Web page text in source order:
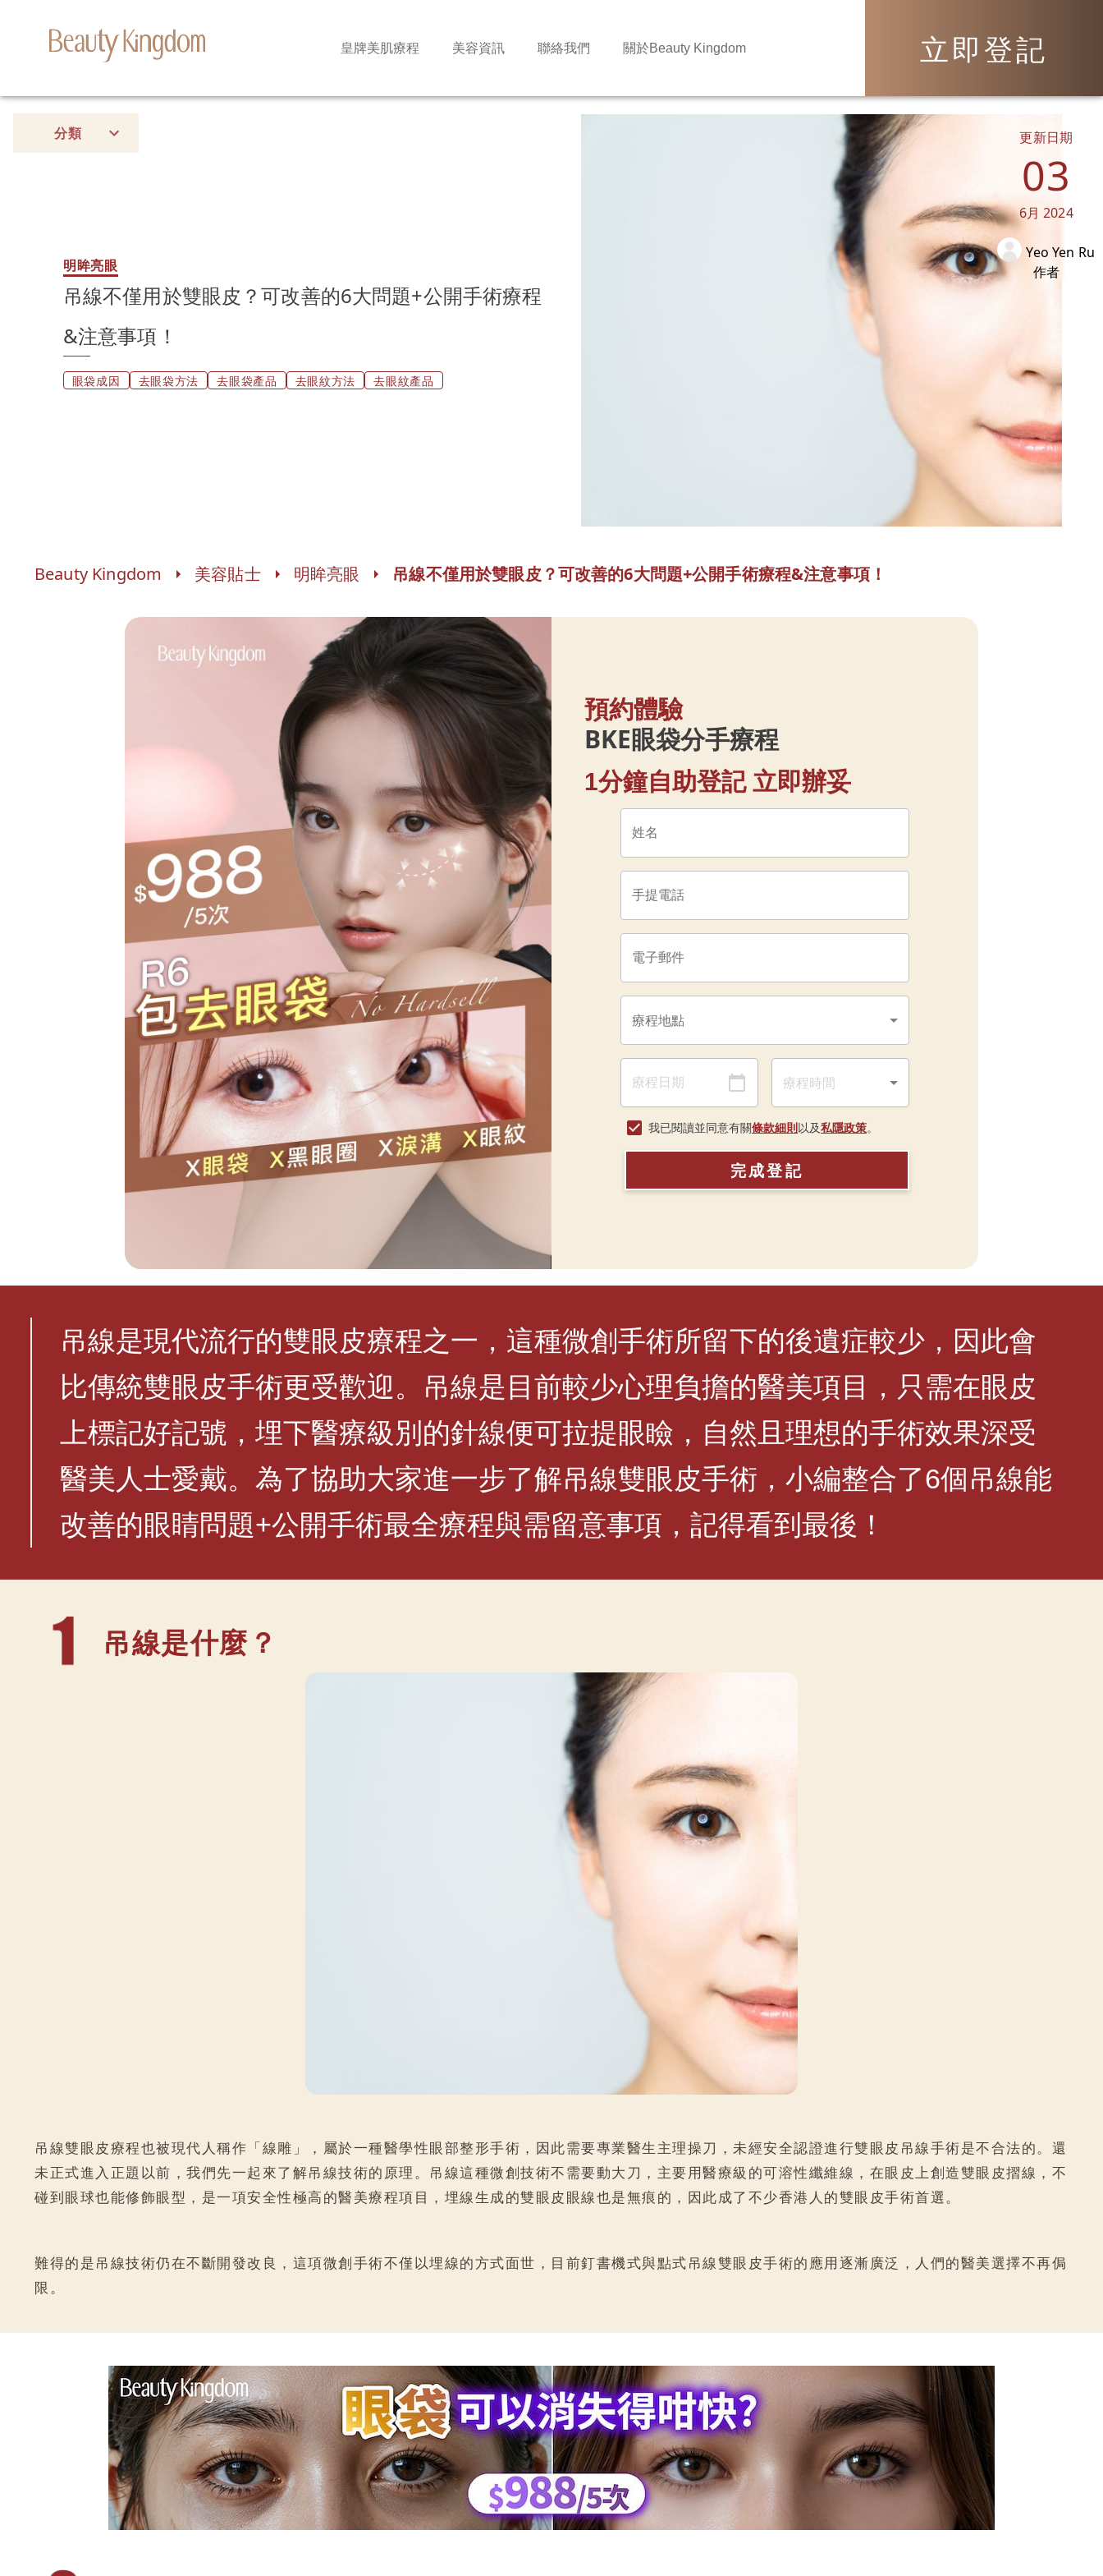
分類 更新日期
03
6月 2024
Yeo Yen Ru
作者
皇牌美肌療程 美容資訊 聯絡我們 關於Beauty Kingdom 立即登記
明眸亮眼
吊線不僅用於雙眼皮？可改善的6大問題+公開手術療程
&注意事項！
眼袋成因 去眼袋方法 去眼袋產品 去眼紋方法 去眼紋產品
Beauty Kingdom 美容貼士 明眸亮眼 吊線不僅用於雙眼皮？可改善的6大問題+公開手術療程&注意事項！
預約體驗
BKE眼袋分手療程
1分鐘自助登記 立即辦妥
我已閱讀並同意有關條款細則以及私隱政策。
完成登記
吊線是現代流行的雙眼皮療程之一，這種微創手術所留下的後遺症較少，因此會
比傳統雙眼皮手術更受歡迎。吊線是目前較少心理負擔的醫美項目，只需在眼皮
上標記好記號，埋下醫療級別的針線便可拉提眼瞼，自然且理想的手術效果深受
醫美人士愛戴。為了協助大家進一步了解吊線雙眼皮手術，小編整合了6個吊線能
改善的眼睛問題+公開手術最全療程與需留意事項，記得看到最後！
吊線是什麼？
吊線雙眼皮療程也被現代人稱作「線雕」，屬於一種醫學性眼部整形手術，因此需要專業醫生主理操刀，未經安全認證進行雙眼皮吊線手術是不合法的。還
未正式進入正題以前，我們先一起來了解吊線技術的原理。吊線這種微創技術不需要動大刀，主要用醫療級的可溶性纖維線，在眼皮上創造雙眼皮摺線，不
碰到眼球也能修飾眼型，是一項安全性極高的醫美療程項目，埋線生成的雙眼皮眼線也是無痕的，因此成了不少香港人的雙眼皮手術首選。
難得的是吊線技術仍在不斷開發改良，這項微創手術不僅以埋線的方式面世，目前釘書機式與點式吊線雙眼皮手術的應用逐漸廣泛，人們的醫美選擇不再侷
限。